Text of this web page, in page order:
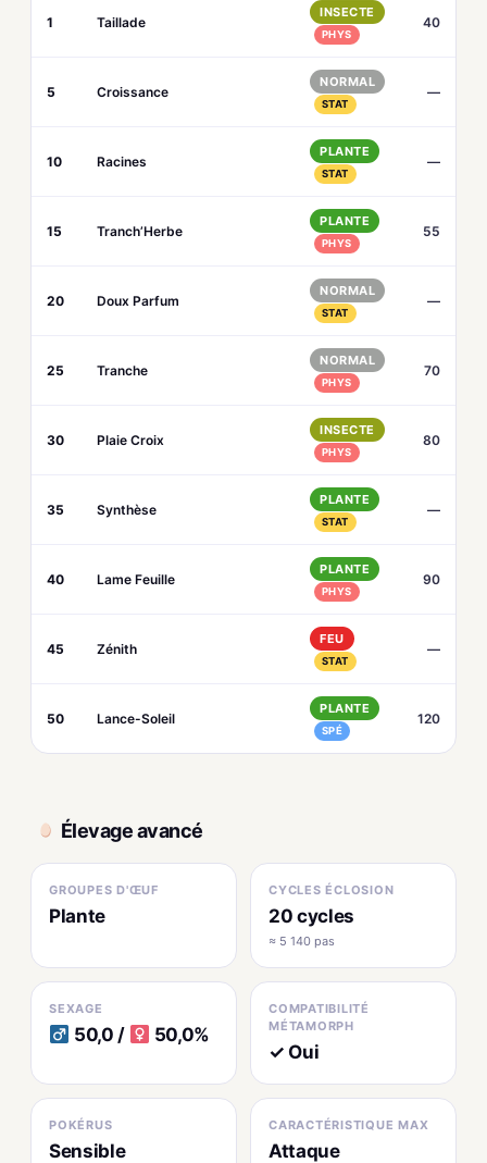
1 Taillade
INSECTE
PHYS
40
5 Croissance
NORMAL
STAT
—
10 Racines
PLANTE
STAT
—
15 Tranch’Herbe
PLANTE
PHYS
55
20 Doux Parfum
NORMAL
STAT
—
25 Tranche
NORMAL
PHYS
70
30 Plaie Croix
INSECTE
PHYS
80
35 Synthèse
PLANTE
STAT
—
40 Lame Feuille
PLANTE
PHYS
90
45 Zénith
FEU
STAT
—
50 Lance-Soleil
PLANTE
SPÉ
120
Élevage avancé
GROUPES D'ŒUF
Plante
CYCLES ÉCLOSION
20 cycles
≈ 5 140 pas
SEXAGE
50,0 / 50,0%
COMPATIBILITÉ
MÉTAMORPH
✓ Oui
POKÉRUS
Sensible
CARACTÉRISTIQUE MAX
Attaque